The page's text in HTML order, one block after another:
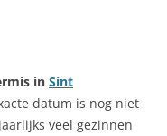
in Sint
datum is nog niet
veel gezinnen